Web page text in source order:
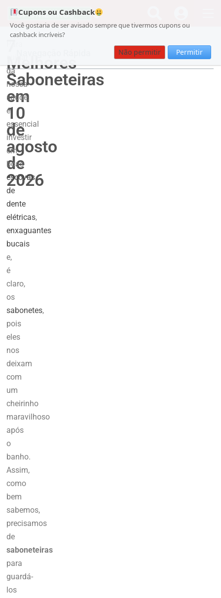
Cupons ou Cashback
Você gostaria de ser avisado sempre que tivermos cupons ou
cashback incríveis?
Não permitir Permitir
Melhores
Saboneteiras
em
10
de
agosto
de
2026
da
nossa
saúde,
é
essencial
investir
em
boas
escovas
de
dente
elétricas,
enxaguantes
bucais
e,
é
claro,
os
sabonetes,
pois
eles
nos
deixam
com
um
cheirinho
maravilhoso
após
o
banho.
Assim,
como
bem
sabemos,
precisamos
de
saboneteiras
para
guardá-
los